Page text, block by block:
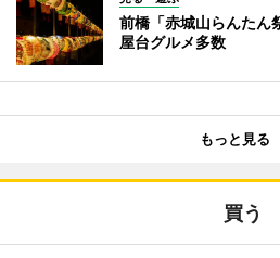
前橋「赤城山らんた
屋台グルメ多数
もっと見る
買う